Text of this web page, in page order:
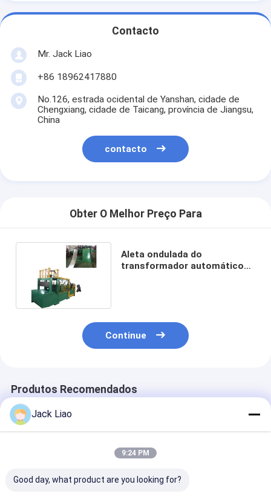
Contacto
Mr. Jack Liao
+86 18962417880
No.126, estrada ocidental de Yanshan, cidade de
Chengxiang, cidade de Taicang, província de Jiangsu,
China
contacto
Obter O Melhor Preço Para
Aleta ondulada do
transformador automático
Continue
Produtos Recomendados
Jack Liao
9:24 PM
Good day, what product are you looking for?